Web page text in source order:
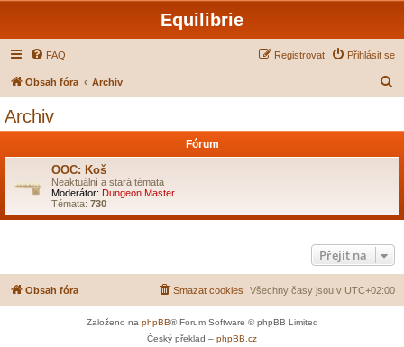
Equilibrie
FAQ Přihlásit se
Registrovat
Obsah fóra Archiv
Archiv
Fórum
OOC: Koš
Neaktuální a stará témata
Moderátor: Dungeon Master
Témata: 730
Přejít na
Obsah fóra Všechny časy jsou v UTC+02:00
Smazat cookies
Založeno na phpBB® Forum Software © phpBB Limited
Český překlad – phpBB.cz